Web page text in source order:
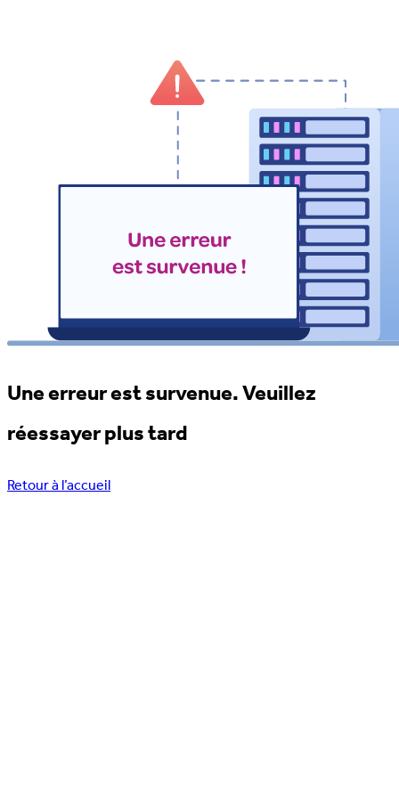
Une erreur est survenue. Veuillez
réessayer plus tard
Retour à l’accueil